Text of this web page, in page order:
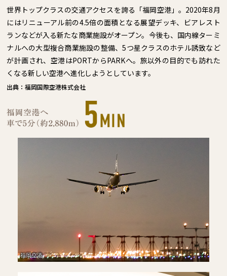
世界トップクラスの交通アクセスを誇る「福岡空港」。2020年8月
にはリニューアル前の4.5倍の面積となる展望デッキ、ビアレスト
ランなどが入る新たな商業施設がオープン。今後も、国内線ターミ
ナルへの大型複合商業施設の整備、5つ星クラスのホテル誘致など
が計画され、空港はPORTからPARKへ。旅以外の目的でも訪れた
くなる新しい空港へ進化しようとしています。
出典：福岡国際空港株式会社
福岡空港